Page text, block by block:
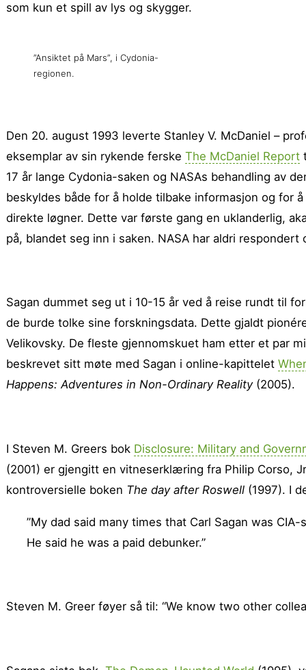
som kun et spill av lys og skygger.
”Ansiktet på Mars”, i Cydonia-
regionen.
Den 20. august 1993 leverte Stanley V. McDaniel –
eksemplar av sin rykende ferske The McDaniel Report
17 år lange Cydonia-saken og NASAs behand­ling av
beskyldes både for å holde tilbake informasjon og for
direkte løgner. Dette var første gang en uklanderlig,
på, blandet seg inn i saken. NASA har aldri
Sagan dummet seg ut i 10-15 år ved å reise rundt til
de burde tolke sine forsknings­data. Dette gjaldt
Velikovsky. De fleste gjennomskuet ham etter et par
beskrevet sitt møte med Sagan i online-kapittelet
Happens: Adventures in Non-Ordinary Reality(2005).
I Steven M. Greers bok Disclosure: Military and
(2001) er gjengitt en vitneserklæring fra Philip Corso,
kontroversielle boken The day after Roswell (1997). I
”My dad said many times that Carl Sagan was
He said he was a paid debunker.”
Steven M. Greer føyer så til: “We know two other